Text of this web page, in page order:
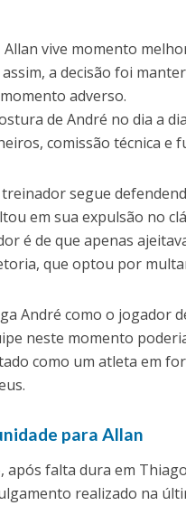
vive momento
a decisão foi
adverso.
de André no dia a
comissão técnica e
segue
em sua expulsão no
é de que apenas
que optou por
André como o jogador
neste momento
como um atleta em
para Allan
após falta dura em
realizado na